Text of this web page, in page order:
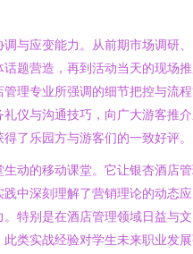
与应变能力。从前期市场调研
题营造，再到活动当天的现场
理专业所强调的细节把控与流
仪与沟通技巧，向广大游客推
了乐园方与游客们的一致好评。
动的移动课堂。它让银杏酒店
中深刻理解了营销理论的动态应
特别是在酒店管理领域日益与文
类实战经验对学生未来职业发